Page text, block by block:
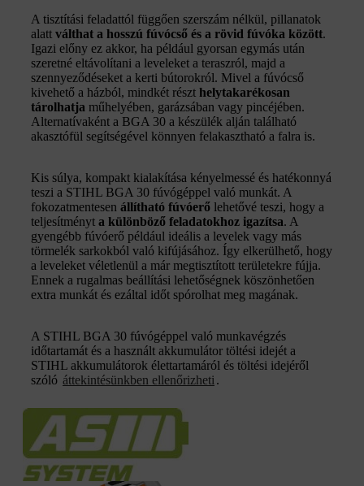
A tisztítási feladattól függően szerszám nélkül, pillanatok
alatt válthat a hosszú fúvócső és a rövid fúvóka között.
Igazi előny ez akkor, ha például gyorsan egymás után
szeretné eltávolítani a leveleket a teraszról, majd a
szennyeződéseket a kerti bútorokról. Mivel a fúvócső
kivehető a házból, mindkét részt helytakarékosan
tárolhatja műhelyében, garázsában vagy pincéjében.
Alternatívaként a BGA 30 a készülék alján található
akasztófül segítségével könnyen felakasztható a falra is.
Kis súlya, kompakt kialakítása kényelmessé és hatékonnyá
teszi a STIHL BGA 30 fúvógéppel való munkát. A
fokozatmentesen állítható fúvóerő lehetővé teszi, hogy a
teljesítményt a különböző feladatokhoz igazítsa. A
gyengébb fúvóerő például ideális a levelek vagy más
törmelék sarkokból való kifújásához. Így elkerülhető, hogy
a leveleket véletlenül a már megtisztított területekre fújja.
Ennek a rugalmas beállítási lehetőségnek köszönhetően
extra munkát és ezáltal időt spórolhat meg magának.
A STIHL BGA 30 fúvógéppel való munkavégzés
időtartamát és a használt akkumulátor töltési idejét a
STIHL akkumulátorok élettartamáról és töltési idejéről
szóló áttekintésünkben ellenőrizheti .